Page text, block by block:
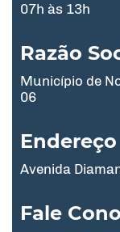
07h às 13h
Razão
Município de
06
Endereço
Avenida
Fale